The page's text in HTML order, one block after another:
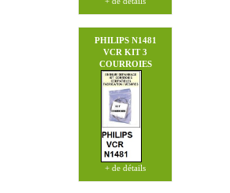
PHILIPS N1481
VCR KIT 3
COURROIES
+ de détails